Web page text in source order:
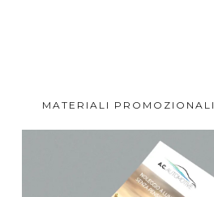
MATERIALI PROMOZIONALI